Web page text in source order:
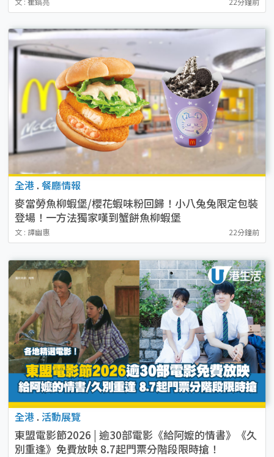
全港 . 餐廳情報
麥當勞魚柳蝦堡/櫻花蝦味粉回歸！小八兔兔限定包裝
登場！一方法獨家嘆到蟹餅魚柳蝦堡
文 : 譚幽惠 22分鐘前
全港 . 活動展覽
東盟電影節2026 | 逾30部電影《給阿嬤的情書》《久
別重逢》免費放映 8.7起門票分階段限時搶！